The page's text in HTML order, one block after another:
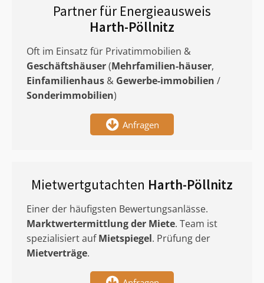
Partner für Energieausweis
Harth-Pöllnitz
Oft im Einsatz für Privatimmobilien &
Geschäftshäuser(Mehrfamilien-häuser,
Einfamilienhaus & Gewerbe-immobilien /
Sonderimmobilien)
Anfragen
Mietwertgutachten Harth-Pöllnitz
Einer der häufigsten Bewertungsanlässe.
Marktwertermittlungder Miete. Team ist
spezialisiert aufMietspiegel. Prüfung der
Mietverträge.